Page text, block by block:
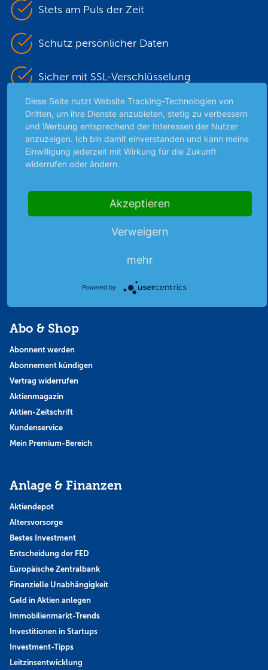
Stets am Puls der Zeit
Schutz persönlicher Daten
Sicher mit SSL-Verschlüsselung
Highlights
Archiv
Börsenbericht
Börsengespräche
Abo & Shop
Abonnent werden
Abonnement kündigen
Vertrag widerrufen
Aktienmagazin
Aktien-Zeitschrift
Kundenservice
Mein Premium-Bereich
Anlage & Finanzen
Aktiendepot
Altersvorsorge
Bestes Investment
Entscheidung der FED
Europäische Zentralbank
Finanzielle Unabhängigkeit
Geld in Aktien anlegen
Immobilienmarkt-Trends
Investitionen in Startups
Investment-Tipps
Leitzinsentwicklung
Diese Seite nutzt Website Tracking-Technologien von
Dritten, um ihre Dienste anzubieten, stetig zu verbessern
und Werbung entsprechend der Interessen der Nutzer
anzuzeigen. Ich bin damit einverstanden und kann meine
Einwilligung jederzeit mit Wirkung für die Zukunft
widerrufen oder ändern.
Akzeptieren
Verweigern
mehr
Powered by